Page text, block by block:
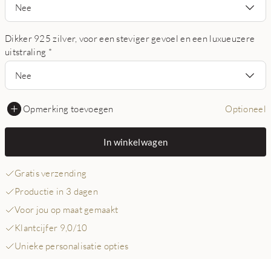
Nee
Dikker 925 zilver, voor een steviger gevoel en een luxueuzere
uitstraling *
Nee
Opmerking toevoegen Optioneel
In winkelwagen
Gratis verzending
Productie in 3 dagen
Voor jou op maat gemaakt
Klantcijfer 9,0/10
Unieke personalisatie opties